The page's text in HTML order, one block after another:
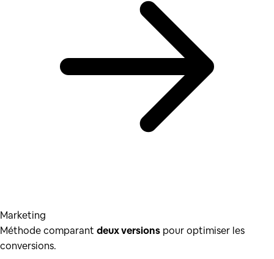
Marketing
Méthode comparant deux versions pour optimiser les
conversions.